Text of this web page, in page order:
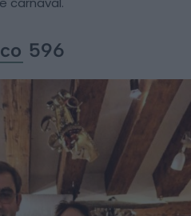
596